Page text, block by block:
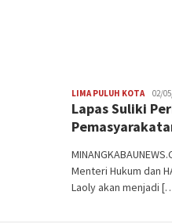
LIMA PULUH KOTARedaksi
02/
Lapas Suliki
Menteri Hukum dan
Laoly akan menjadi